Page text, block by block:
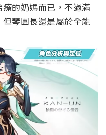
的奶媽而已，不過滿
琴團長還是屬於全能